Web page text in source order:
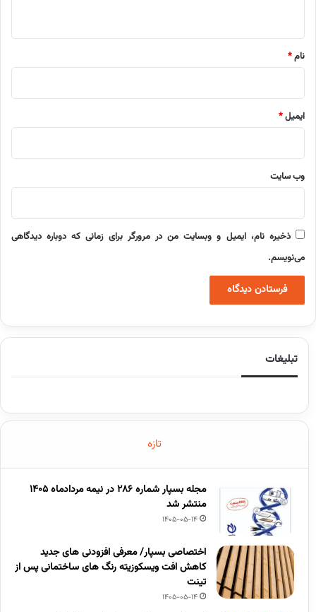
نام*
ایمیل*
وب‌ سایت
ذخیره نام، ایمیل و وبسایت من در مرورگر برای زمانی که دوباره دیدگاهی
می‌نویسم.
تبلیغات
تازه
مجله بسپار شماره 286 در نیمه مردادماه 1405
منتشر شد
1405-05-14
اختصاصی بسپار/ معرفی افزودنی های جدید
کاهش افت ویسکوزیته رنگ های ساختمانی پس از
تینت
1405-05-14